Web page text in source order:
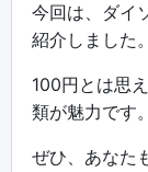
今回は、ダイ
紹介しました。
100円とは思
類が魅力です。
ぜひ、あなた